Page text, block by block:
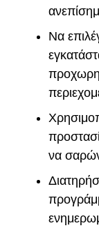
Να
να